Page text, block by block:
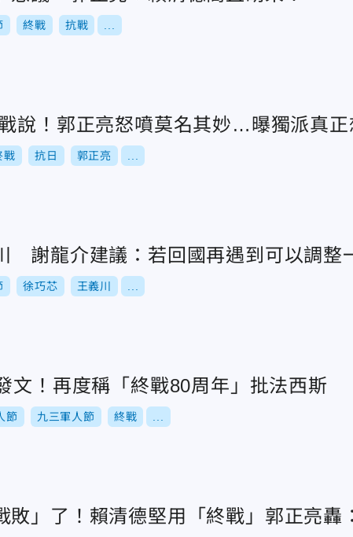
終戰 抗戰
說！郭正亮怒噴莫名其妙…曝獨派真正
戰 抗日 郭正亮
謝龍介建議：若回國再遇到可以調整
徐巧芯 王義川
文！再度稱「終戰80周年」批法西斯
節 九三軍人節 終戰
敗」了！賴清德堅用「終戰」郭正亮轟